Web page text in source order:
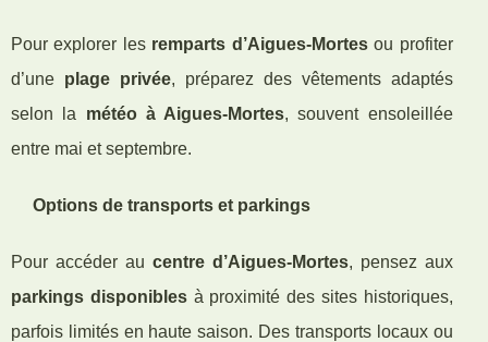
Pour explorer les remparts d’Aigues-Mortesou profiter
d’une plage privée, préparez des vêtements adaptés
selon la météo à Aigues-Mortes, souvent ensoleillée
entre mai et septembre.
Options de transports et parkings
Pour accéder au centre d’Aigues-Mortes, pensez aux
parkings disponiblesà proximité des sites historiques,
parfois limités en haute saison. Des transports locaux ou